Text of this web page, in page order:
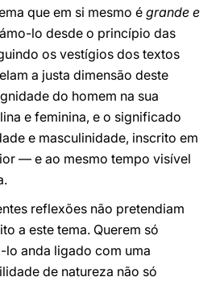
que em si mesmo é grande e
lo desde o princípio das
os vestígios dos textos
a justa dimensão deste
do homem na sua
e feminina, e o significado
e masculinidade, inscrito em
— e ao mesmo tempo visível
reflexões não pretendiam
a este tema. Querem só
lo anda ligado com uma
de natureza não só